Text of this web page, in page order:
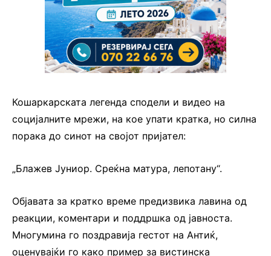
Кошаркарската легенда сподели и видео на
социјалните мрежи, на кое упати кратка, но силна
порака до синот на својот пријател:
„Блажев Јуниор. Среќна матура, лепотану“.
Објавата за кратко време предизвика лавина од
реакции, коментари и поддршка од јавноста.
Многумина го поздравија гестот на Антиќ,
оценувајќи го како пример за вистинска